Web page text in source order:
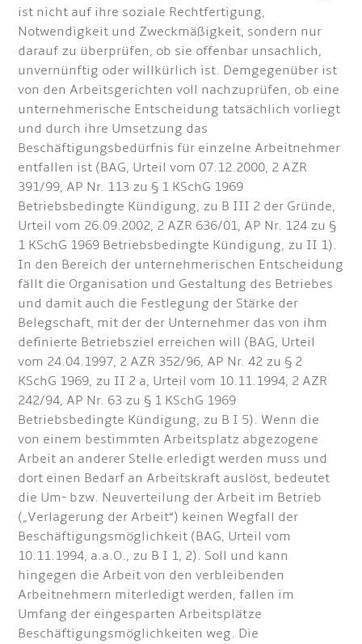
ist nicht auf ihre soziale Rechtfertigung,
Notwendigkeit und Zweckmäßigkeit, sondern nur
darauf zu überprüfen, ob sie offenbar unsachlich,
unvernünftig oder willkürlich ist. Demgegenüber ist
von den Arbeitsgerichten voll nachzuprüfen, ob eine
unternehmerische Entscheidung tatsächlich vorliegt
und durch ihre Umsetzung das
Beschäftigungsbedürfnis für einzelne Arbeitnehmer
entfallen ist (BAG, Urteil vom 07.12.2000, 2 AZR
391/99, AP Nr. 113 zu § 1 KSchG 1969
Betriebsbedingte Kündigung, zu B III 2 der Gründe,
Urteil vom 26.09.2002, 2 AZR 636/01, AP Nr. 124 zu §
1 KSchG 1969 Betriebsbedingte Kündigung, zu II 1).
In den Bereich der unternehmerischen Entscheidung
fällt die Organisation und Gestaltung des Betriebes
und damit auch die Festlegung der Stärke der
Belegschaft, mit der der Unternehmer das von ihm
definierte Betriebsziel erreichen will (BAG, Urteil
vom 24.04.1997, 2 AZR 352/96, AP Nr. 42 zu § 2
KSchG 1969, zu II 2 a, Urteil vom 10.11.1994, 2 AZR
242/94, AP Nr. 63 zu § 1 KSchG 1969
Betriebsbedingte Kündigung, zu B I 5). Wenn die
von einem bestimmten Arbeitsplatz abgezogene
Arbeit an anderer Stelle erledigt werden muss und
dort einen Bedarf an Arbeitskraft auslöst, bedeutet
die Um- bzw. Neuverteilung der Arbeit im Betrieb
(„Verlagerung der Arbeit“) keinen Wegfall der
Beschäftigungsmöglichkeit (BAG, Urteil vom
10.11.1994, a.a.O., zu B I 1, 2). Soll und kann
hingegen die Arbeit von den verbleibenden
Arbeitnehmern miterledigt werden, fallen im
Umfang der eingesparten Arbeitsplätze
Beschäftigungsmöglichkeiten weg. Die